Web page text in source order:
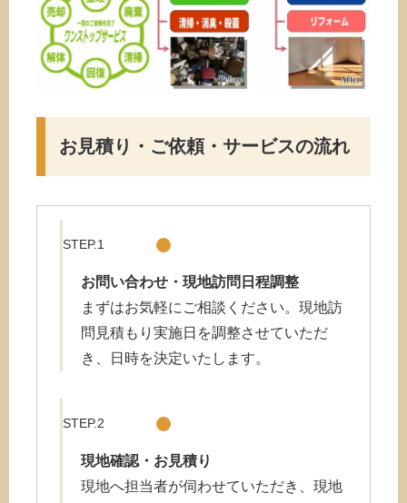
お見積り・ご依頼・サービスの流れ
STEP.1
お問い合わせ・現地訪問日程調整
まずはお気軽にご相談ください。現地訪
問見積もり実施日を調整させていただ
き、日時を決定いたします。
STEP.2
現地確認・お見積り
現地へ担当者が伺わせていただき、現地